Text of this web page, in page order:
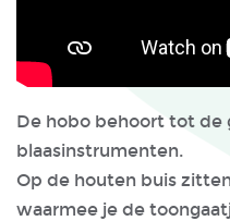
De hobo behoort tot de
blaasinstrumenten.
Op de houten buis
waarmee je de